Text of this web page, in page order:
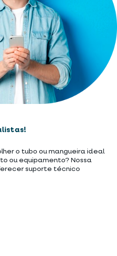
o tubo ou mangueira ideal
ou equipamento? Nossa
suporte técnico